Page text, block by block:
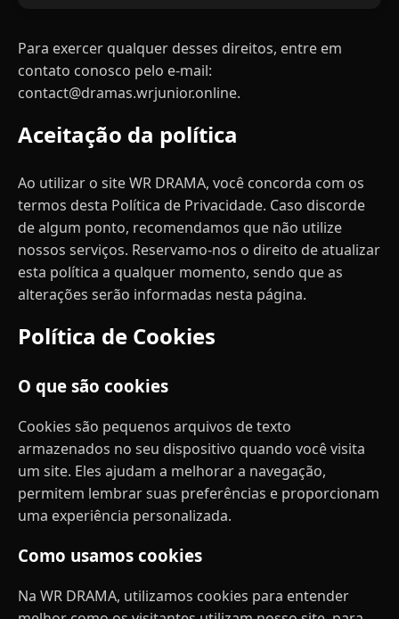
Para exercer qualquer desses direitos, entre em
contato conosco pelo e-mail:
contact@dramas.wrjunior.online.
Aceitação da política
Ao utilizar o site WR DRAMA, você concorda com os
termos desta Política de Privacidade. Caso discorde
de algum ponto, recomendamos que não utilize
nossos serviços. Reservamo-nos o direito de atualizar
esta política a qualquer momento, sendo que as
alterações serão informadas nesta página.
Política de Cookies
O que são cookies
Cookies são pequenos arquivos de texto
armazenados no seu dispositivo quando você visita
um site. Eles ajudam a melhorar a navegação,
permitem lembrar suas preferências e proporcionam
uma experiência personalizada.
Como usamos cookies
Na WR DRAMA, utilizamos cookies para entender